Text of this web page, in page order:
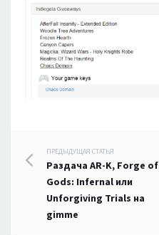
Навигация
по
записям
ПРЕДЫДУЩАЯ СТАТЬЯ
Раздача AR-K, Forge of
Gods: Infernal или
Unforgiving Trials на
gimme